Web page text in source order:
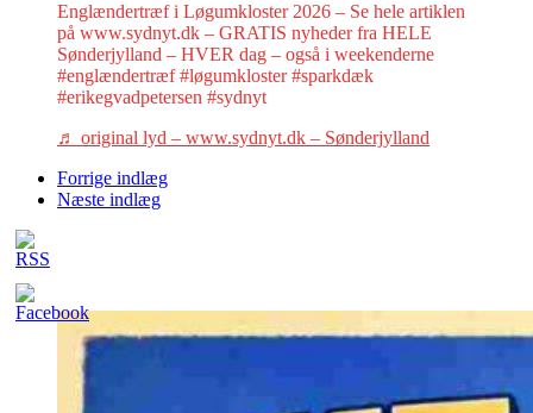
Englændertræf i Løgumkloster 2026 – Se hele artiklen
på www.sydnyt.dk – GRATIS nyheder fra HELE
Sønderjylland – HVER dag – også i weekenderne
#englændertræf #løgumkloster #sparkdæk
#erikegvadpetersen #sydnyt
♬ original lyd – www.sydnyt.dk – Sønderjylland
Forrige indlæg
Næste indlæg